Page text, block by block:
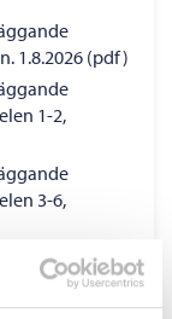
1.8.2026 (pdf)
1-2,
3-6,
delen 7-9,